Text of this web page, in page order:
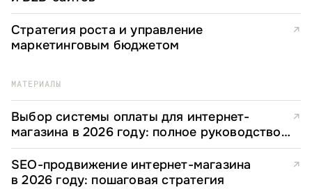
Стратегия роста и управление
маркетинговым бюджетом
↗
МАТЕРИАЛЫ
Выбор системы оплаты для интернет-
магазина в 2026 году: полное руководство
для e-commerce директоров
↗
SEO-продвижение интернет-магазина
в 2026 году: пошаговая стратегия
↗